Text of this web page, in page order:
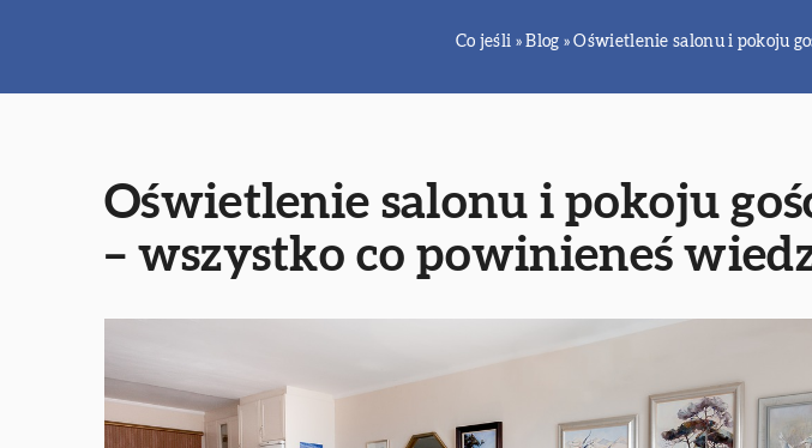
Co jeśli »Blog »Oświetlenie salonu i pokoju
Oświetlenie salonu i pokoju
– wszystko co powinieneś